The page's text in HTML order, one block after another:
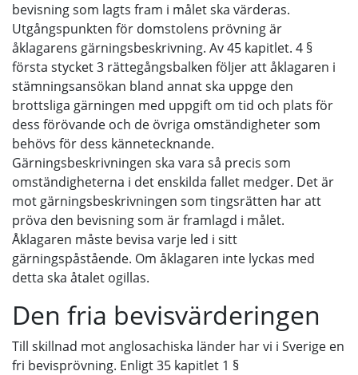
bevisning som lagts fram i målet ska värderas.
Utgångspunkten för domstolens prövning är
åklagarens gärningsbeskrivning. Av 45 kapitlet. 4 §
första stycket 3 rättegångsbalken följer att åklagaren i
stämningsansökan bland annat ska uppge den
brottsliga gärningen med uppgift om tid och plats för
dess förövande och de övriga omständigheter som
behövs för dess kännetecknande.
Gärningsbeskrivningen ska vara så precis som
omständigheterna i det enskilda fallet medger. Det är
mot gärningsbeskrivningen som tingsrätten har att
pröva den bevisning som är framlagd i målet.
Åklagaren måste bevisa varje led i sitt
gärningspåstående. Om åklagaren inte lyckas med
detta ska åtalet ogillas.
Den fria bevisvärderingen
Till skillnad mot anglosachiska länder har vi i Sverige en
fri bevisprövning. Enligt 35 kapitlet 1 §